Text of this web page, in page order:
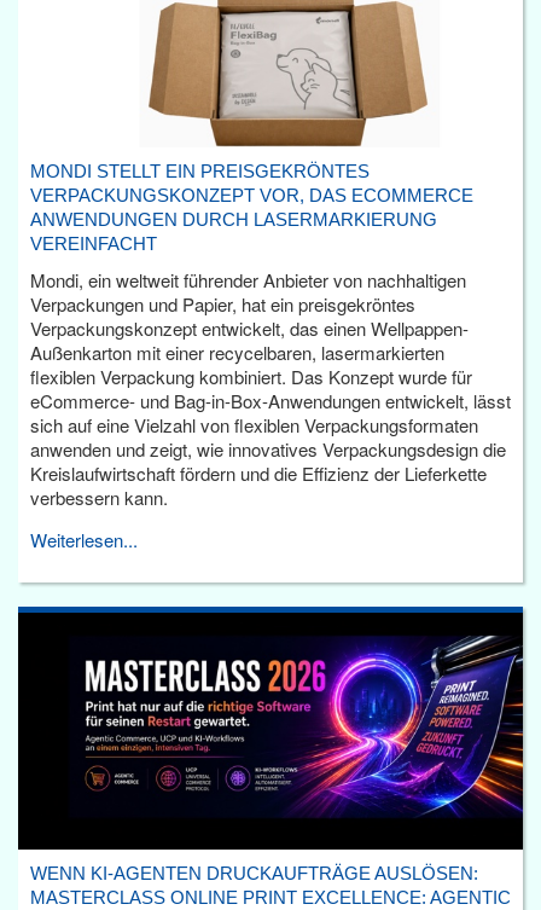
MONDI STELLT EIN PREISGEKRÖNTES
VERPACKUNGSKONZEPT VOR, DAS ECOMMERCE
ANWENDUNGEN DURCH LASERMARKIERUNG
VEREINFACHT
Mondi, ein weltweit führender Anbieter von nachhaltigen
Verpackungen und Papier, hat ein preisgekröntes
Verpackungskonzept entwickelt, das einen Wellpappen-
Außenkarton mit einer recycelbaren, lasermarkierten
flexiblen Verpackung kombiniert. Das Konzept wurde für
eCommerce- und Bag-in-Box-Anwendungen entwickelt, lässt
sich auf eine Vielzahl von flexiblen Verpackungsformaten
anwenden und zeigt, wie innovatives Verpackungsdesign die
Kreislaufwirtschaft fördern und die Effizienz der Lieferkette
verbessern kann.
Weiterlesen...
WENN KI-AGENTEN DRUCKAUFTRÄGE AUSLÖSEN:
MASTERCLASS ONLINE PRINT EXCELLENCE: AGENTIC